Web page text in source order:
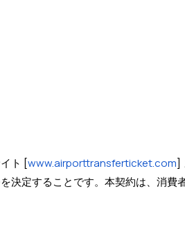
ト [www.airporttransferticket.com]
決定することです。本契約は、消